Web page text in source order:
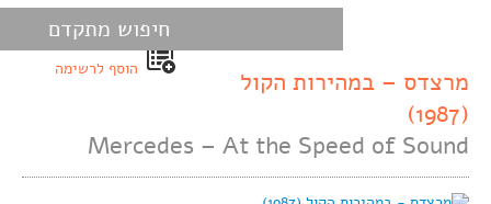
חיפוש מתקדם
הוסף לרשימה
מרצדס – במהירות הקול
(1987)
Mercedes – At the Speed of Sound